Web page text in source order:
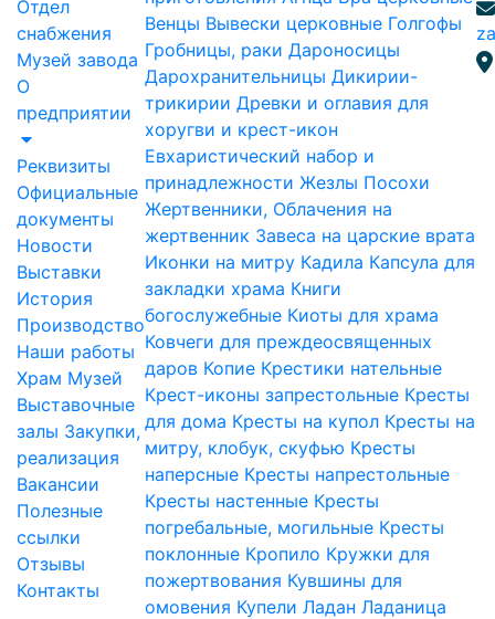
Отдел
снабжения
Музей завода
О
предприятии
Реквизиты
Официальные
документы
Новости
Выставки
История
Производство
Наши работы
Храм Музей
Выставочные
залы Закупки,
реализация
Вакансии
Полезные
ссылки
Отзывы
Контакты
Венцы Вывески церковные Голгофы
Гробницы, раки Дароносицы
Дарохранительницы Дикирии-
трикирии Древки и оглавия для
хоругви и крест-икон
Евхаристический набор и
принадлежности Жезлы Посохи
Жертвенники, Облачения на
жертвенник Завеса на царские врата
Иконки на митру Кадила Капсула для
закладки храма Книги
богослужебные Киоты для храма
Ковчеги для преждеосвященных
даров Копие Крестики нательные
Крест-иконы запрестольные Кресты
для дома Кресты на купол Кресты на
митру, клобук, скуфью Кресты
наперсные Кресты напрестольные
Кресты настенные Кресты
погребальные, могильные Кресты
поклонные Кропило Кружки для
пожертвования Кувшины для
омовения Купели Ладан Ладаница